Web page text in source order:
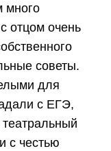
много
отцом очень
советы.
для
с ЕГЭ,
с честью